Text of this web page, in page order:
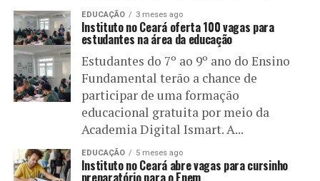
EDUCAÇÃO 3 meses ago
Instituto no Ceará oferta 100 vagas para
estudantes na área da educação
Estudantes do 7º ao 9º ano do Ensino
Fundamental terão a chance de
participar de uma formação
educacional gratuita por meio da
Academia Digital Ismart. A...
EDUCAÇÃO 5 meses ago
Instituto no Ceará abre vagas para cursinho
preparatório para o Enem